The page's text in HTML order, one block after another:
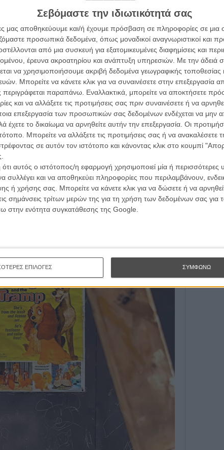
Σεβόμαστε την ιδιωτικότητά σας
μας αποθηκεύουμε και/ή έχουμε πρόσβαση σε πληροφορίες σε
προσωπικά δεδομένα, όπως μοναδικοί αναγνωριστικοί και
από μια συσκευή για εξατομικευμένες διαφημίσεις και
έρευνα ακροατηρίου και ανάπτυξη υπηρεσιών. Με την άδειά
να χρησιμοποιήσουμε ακριβή δεδομένα γεωγραφικής τοποθεσίας
Μπορείτε να κάνετε κλικ για να συναινέσετε στην επεξεργασία
παραπάνω. Εναλλακτικά, μπορείτε να αποκτήσετε
και να αλλάξετε τις προτιμήσεις σας πριν συναινέσετε ή να
επεξεργασία των προσωπικών σας δεδομένων ενδέχεται να μην
έχετε το δικαίωμα να αρνηθείτε αυτήν την επεξεργασία. Οι
Μπορείτε να αλλάξετε τις προτιμήσεις σας ή να ανακαλέσετε
σε αυτόν τον ιστότοπο και κάνοντας κλικ στο κουμπί
αυτός ο ιστότοπος/η εφαρμογή χρησιμοποιεί μία ή περισσότερες
συλλέγει και να αποθηκεύει πληροφορίες που περιλαμβάνουν,
ή χρήσης σας. Μπορείτε να κάνετε κλικ για να δώσετε ή να
σημάνσεις τρίτων μερών της για τη χρήση των δεδομένων σας
στην ενότητα συγκατάθεσης της Google.
ΕΠΙΛΟΓΕΣ ΣΥΜΦΩΝΩ
περασμένο Μάρτιο από οριστικό κλείσιμο, για να
και φουλ αφιερώματα - όπως αυτόν στον
Περνώντας οι μέρες θα έχουμε περισσότερες
Οι πόρτες του ανοίγουν την Πρωτομαγιά με τα
και το «Chunking Express» του Γουόνγκ Καρ Γουάι.
Ο
10
τον
Subscribe
I